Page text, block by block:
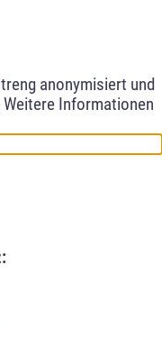
anonymisiert und
Informationen